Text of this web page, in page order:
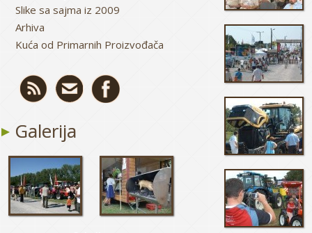
Slike sa sajma iz 2009
Arhiva
Kuća od Primarnih Proizvođača
Galerija